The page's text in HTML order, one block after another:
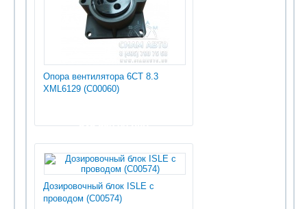
Опора вентилятора 6СТ 8.3
XML6129 (С00060)
535 950.00 руб
Дозировочный блок ISLE с
проводом (С00574)